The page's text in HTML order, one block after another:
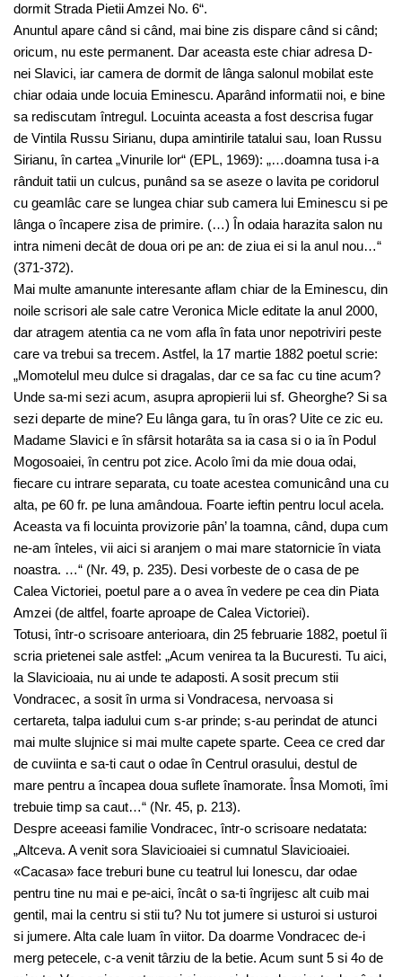
dormit Strada Pietii Amzei No. 6“.
Anuntul apare când si când, mai bine zis dispare când si când;
oricum, nu este permanent. Dar aceasta este chiar adresa D-
nei Slavici, iar camera de dormit de lânga salonul mobilat este
chiar odaia unde locuia Eminescu. Aparând informatii noi, e bine
sa rediscutam întregul. Locuinta aceasta a fost descrisa fugar
de Vintila Russu Sirianu, dupa amintirile tatalui sau, Ioan Russu
Sirianu, în cartea „Vinurile lor“ (EPL, 1969): „…doamna tusa i-a
rânduit tatii un culcus, punând sa se aseze o lavita pe coridorul
cu geamlâc care se lungea chiar sub camera lui Eminescu si pe
lânga o încapere zisa de primire. (…) În odaia harazita salon nu
intra nimeni decât de doua ori pe an: de ziua ei si la anul nou…“
(371-372).
Mai multe amanunte interesante aflam chiar de la Eminescu, din
noile scrisori ale sale catre Veronica Micle editate la anul 2000,
dar atragem atentia ca ne vom afla în fata unor nepotriviri peste
care va trebui sa trecem. Astfel, la 17 martie 1882 poetul scrie:
„Momotelul meu dulce si dragalas, dar ce sa fac cu tine acum?
Unde sa-mi sezi acum, asupra apropierii lui sf. Gheorghe? Si sa
sezi departe de mine? Eu lânga gara, tu în oras? Uite ce zic eu.
Madame Slavici e în sfârsit hotarâta sa ia casa si o ia în Podul
Mogosoaiei, în centru pot zice. Acolo îmi da mie doua odai,
fiecare cu intrare separata, cu toate acestea comunicând una cu
alta, pe 60 fr. pe luna amândoua. Foarte ieftin pentru locul acela.
Aceasta va fi locuinta provizorie pân’ la toamna, când, dupa cum
ne-am înteles, vii aici si aranjem o mai mare statornicie în viata
noastra. …“ (Nr. 49, p. 235). Desi vorbeste de o casa de pe
Calea Victoriei, poetul pare a o avea în vedere pe cea din Piata
Amzei (de altfel, foarte aproape de Calea Victoriei).
Totusi, într-o scrisoare anterioara, din 25 februarie 1882, poetul îi
scria prietenei sale astfel: „Acum venirea ta la Bucuresti. Tu aici,
la Slavicioaia, nu ai unde te adaposti. A sosit precum stii
Vondracec, a sosit în urma si Vondracesa, nervoasa si
certareta, talpa iadului cum s-ar prinde; s-au perindat de atunci
mai multe slujnice si mai multe capete sparte. Ceea ce cred dar
de cuviinta e sa-ti caut o odae în Centrul orasului, destul de
mare pentru a încapea doua suflete înamorate. Însa Momoti, îmi
trebuie timp sa caut…“ (Nr. 45, p. 213).
Despre aceeasi familie Vondracec, într-o scrisoare nedatata:
„Altceva. A venit sora Slavicioaiei si cumnatul Slavicioaiei.
«Cacasa» face treburi bune cu teatrul lui Ionescu, dar odae
pentru tine nu mai e pe-aici, încât o sa-ti îngrijesc alt cuib mai
gentil, mai la centru si stii tu? Nu tot jumere si usturoi si usturoi
si jumere. Alta cale luam în viitor. Da doarme Vondracec de-i
merg petecele, c-a venit târziu de la betie. Acum sunt 5 si 4o de